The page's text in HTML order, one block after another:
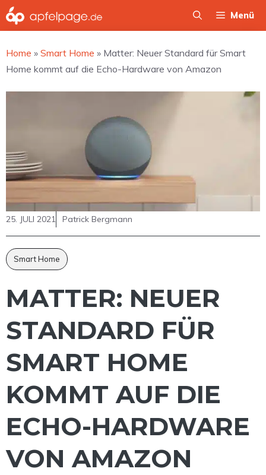
Zum
Inhalt
Menü
Home » Smart Home » Matter: Neuer Standard für Smart
Home kommt auf die Echo-Hardware von Amazon
25. JULI 2021 Patrick Bergmann
Smart Home
MATTER: NEUER
STANDARD FÜR
SMART HOME
KOMMT AUF DIE
ECHO-HARDWARE
VON AMAZON